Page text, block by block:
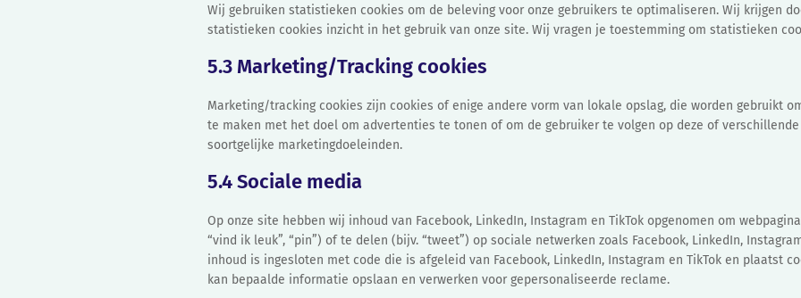
Wij gebruiken statistieken cookies om de beleving voor onze gebruikers te optimaliseren. Wij krijgen
statistieken cookies inzicht in het gebruik van onze site. Wij vragen je toestemming om statistieken
5.3 Marketing/Tracking cookies
Marketing/tracking cookies zijn cookies of enige andere vorm van lokale opslag, die worden gebruikt
te maken met het doel om advertenties te tonen of om de gebruiker te volgen op deze of
soortgelijke marketingdoeleinden.
5.4 Sociale media
Op onze site hebben wij inhoud van Facebook, LinkedIn, Instagram en TikTok opgenomen om
“vind ik leuk”, “pin”) of te delen (bijv. “tweet”) op sociale netwerken zoals Facebook, LinkedIn,
inhoud is ingesloten met code die is afgeleid van Facebook, LinkedIn, Instagram en TikTok en plaatst
kan bepaalde informatie opslaan en verwerken voor gepersonaliseerde reclame.